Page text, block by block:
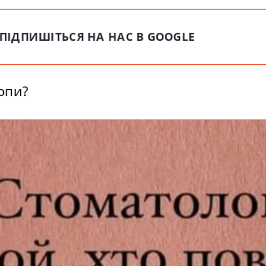
ПІДПИШІТЬСЯ НА НАС В GOOGLE